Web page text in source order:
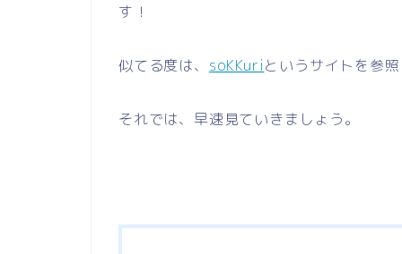
す！
似てる度は、 soKKuriというサイトを参照
それでは、早速見ていきましょう。